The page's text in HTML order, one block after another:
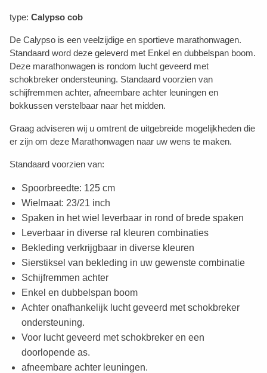
type: Calypso cob
De Calypso is een veelzijdige en sportieve marathonwagen.
Standaard word deze geleverd met Enkel en dubbelspan boom.
Deze marathonwagen is rondom lucht geveerd met
schokbreker ondersteuning. Standaard voorzien van
schijfremmen achter, afneembare achter leuningen en
bokkussen verstelbaar naar het midden.
Graag adviseren wij u omtrent de uitgebreide mogelijkheden die
er zijn om deze Marathonwagen naar uw wens te maken.
Standaard voorzien van:
Spoorbreedte: 125 cm
Wielmaat: 23/21 inch
Spaken in het wiel leverbaar in rond of brede spaken
Leverbaar in diverse ral kleuren combinaties
Bekleding verkrijgbaar in diverse kleuren
Sierstiksel van bekleding in uw gewenste combinatie
Schijfremmen achter
Enkel en dubbelspan boom
Achter onafhankelijk lucht geveerd met schokbreker
ondersteuning.
Voor lucht geveerd met schokbreker en een
doorlopende as.
afneembare achter leuningen.